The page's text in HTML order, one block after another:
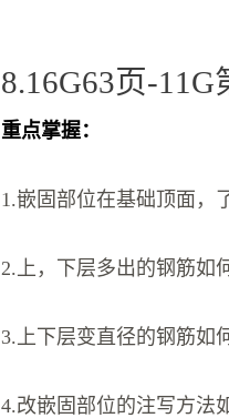
8.16G63页-11G
重点掌握：
1.嵌固部位在基础顶面，
2.上，下层多出的钢筋如
3.上下层变直径的钢筋如
4.改嵌固部位的注写方法